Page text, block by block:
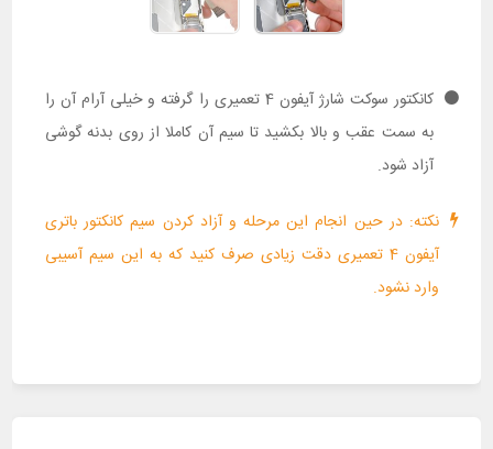
کانکتور سوکت شارژ آیفون 4 تعمیری را گرفته و خیلی آرام آن را
به سمت عقب و بالا بکشید تا سیم آن کاملا از روی بدنه گوشی
آزاد شود.
نکته: در حین انجام این مرحله و آزاد کردن سیم کانکتور باتری
آیفون 4 تعمیری دقت زیادی صرف کنید که به این سیم آسیبی
وارد نشود.